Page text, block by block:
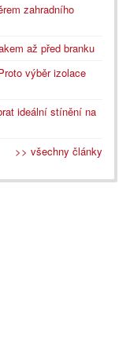
zahradního
až před branku
výběr izolace
ideální stínění na
>> všechny články